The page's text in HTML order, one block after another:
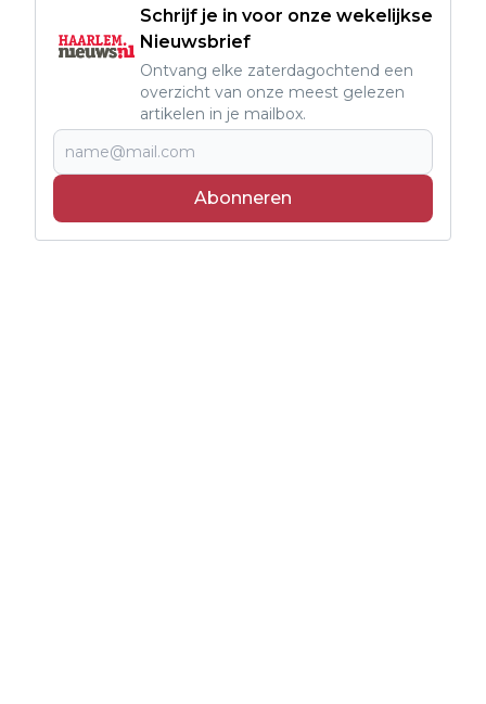
Schrijf je in voor onze wekelijkse
Nieuwsbrief
Ontvang elke zaterdagochtend een
overzicht van onze meest gelezen
artikelen in je mailbox.
Abonneren